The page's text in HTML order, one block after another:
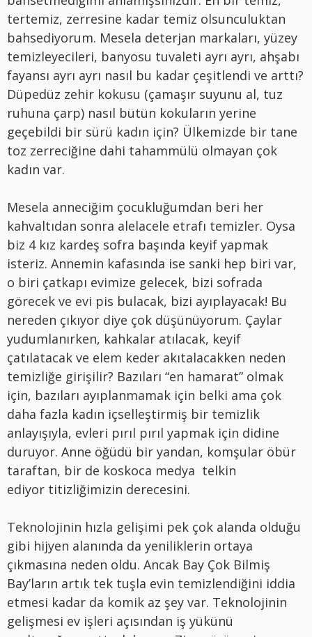
tertemiz, zerresine kadar temiz olsunculuktan
bahsediyorum. Mesela deterjan markaları, yüzey
temizleyecileri, banyosu tuvaleti ayrı ayrı, ahşabı
fayansı ayrı ayrı nasıl bu kadar çeşitlendi ve arttı?
Düpedüz zehir kokusu (çamaşır suyunu al, tuz
ruhuna çarp) nasıl bütün kokuların yerine
geçebildi bir sürü kadın için? Ülkemizde bir tane
toz zerreciğine dahi tahammülü olmayan çok
kadın var.
Mesela anneciğim çocukluğumdan beri her
kahvaltıdan sonra alelacele etrafı temizler. Oysa
biz 4 kız kardeş sofra başında keyif yapmak
isteriz. Annemin kafasında ise sanki hep biri var,
o biri çatkapı evimize gelecek, bizi sofrada
görecek ve evi pis bulacak, bizi ayıplayacak! Bu
nereden çıkıyor diye çok düşünüyorum. Çaylar
yudumlanırken, kahkalar atılacak, keyif
çatılatacak ve elem keder akıtalacakken neden
temizliğe girişilir? Bazıları “en hamarat” olmak
için, bazıları ayıplanmamak için belki ama çok
daha fazla kadın içselleştirmiş bir temizlik
anlayışıyla, evleri pırıl pırıl yapmak için didine
duruyor. Anne öğüdü bir yandan, komşular öbür
taraftan, bir de koskoca medya telkin
ediyor titizliğimizin derecesini.
Teknolojinin hızla gelişimi pek çok alanda olduğu
gibi hijyen alanında da yeniliklerin ortaya
çıkmasına neden oldu. Ancak Bay Çok Bilmiş
Bay’ların artık tek tuşla evin temizlendiğini iddia
etmesi kadar da komik az şey var. Teknolojinin
gelişmesi ev işleri açısından iş yükünü